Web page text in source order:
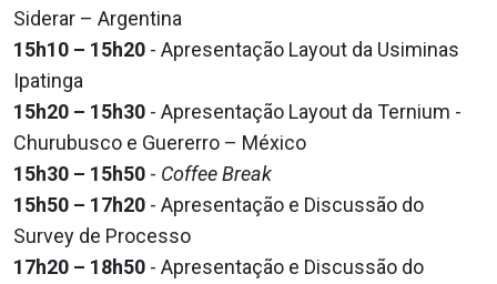
Siderar – Argentina
15h10 – 15h20 - Apresentação Layout da Usiminas
Ipatinga
15h20 – 15h30 - Apresentação Layout da Ternium -
Churubusco e Guererro – México
15h30 – 15h50 - Coffee Break
15h50 – 17h20 - Apresentação e Discussão do
Survey de Processo
17h20 – 18h50 - Apresentação e Discussão do